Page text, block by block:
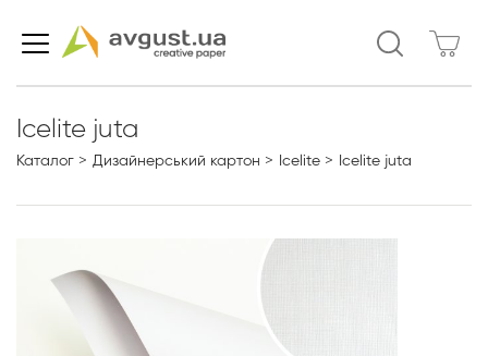
Icelite juta
Каталог Дизайнерський картон Icelite Icelite juta